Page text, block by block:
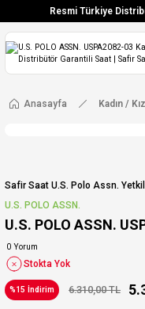
Resmi Türkiye
Aynı
Anasayfa Kadın / Kız
Safir Saat U.s. Polo Assn. Yetkili
U.S. POLO ASSN.
U.S. POLO ASSN.
0 Yorum
Stokta Yok
%15 İndirim 6.310,00 TL